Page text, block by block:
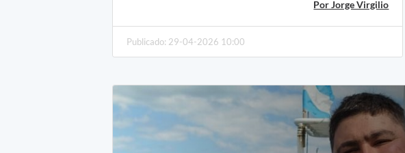
Por Jorge Virgilio
Publicado: 29-04-2026 10:00